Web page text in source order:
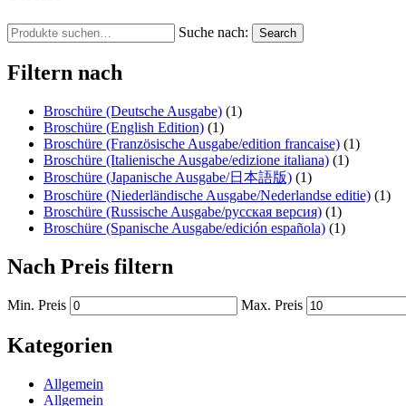
Suche nach: Search
Filtern nach
Broschüre (Deutsche Ausgabe) (1)
Broschüre (English Edition) (1)
Broschüre (Französische Ausgabe/edition francaise) (1)
Broschüre (Italienische Ausgabe/edizione italiana) (1)
Broschüre (Japanische Ausgabe/日本語版) (1)
Broschüre (Niederländische Ausgabe/Nederlandse editie) (1)
Broschüre (Russische Ausgabe/русская версия) (1)
Broschüre (Spanische Ausgabe/edición española) (1)
Nach Preis filtern
Min. Preis Max. Preis
Kategorien
Allgemein
Allgemein